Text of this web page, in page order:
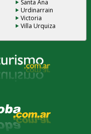
Santa Ana
Urdinarrain
Victoria
Villa Urquiza